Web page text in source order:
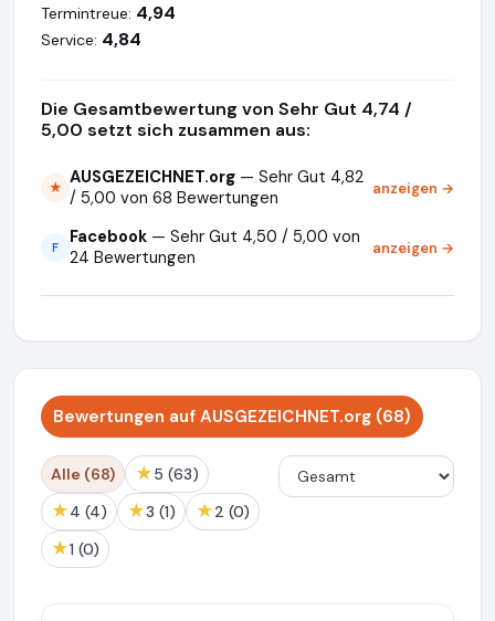
Termintreue: 4,94
Service: 4,84
Die Gesamtbewertung von Sehr Gut 4,74 /
5,00 setzt sich zusammen aus:
★ AUSGEZEICHNET.org — Sehr Gut 4,82
/ 5,00 von 68 Bewertungen
anzeigen →
F Facebook — Sehr Gut 4,50 / 5,00 von
24 Bewertungen
anzeigen →
Bewertungen auf AUSGEZEICHNET.org (68)
Alle (68) ★ 5 (63)
★ 4 (4) ★ 3 (1) ★ 2 (0)
★ 1 (0)